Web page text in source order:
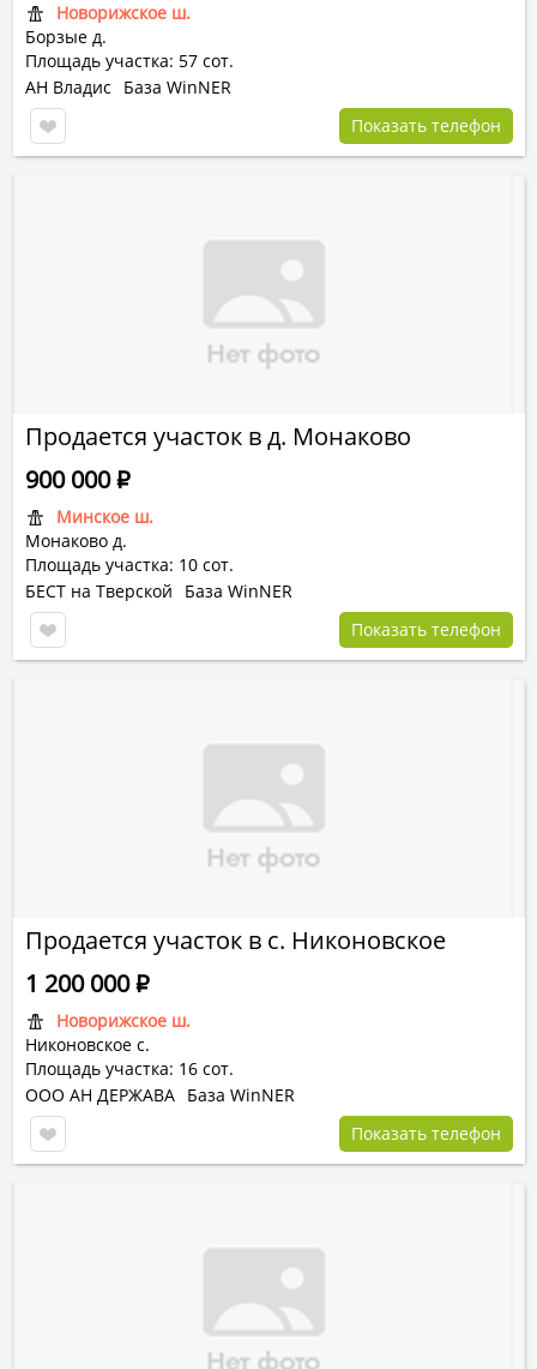
Новорижское ш.
Борзые д.
Площадь участка: 57 сот.
АН Владис
База WinNER
Показать телефон
Продается участок в д. Монаково
Минское ш.
Монаково д.
Площадь участка: 10 сот.
900 000Р
БЕСТ на Тверской
База WinNER
Показать телефон
Продается участок в с. Никоновское
Новорижское ш.
Никоновское с.
Площадь участка: 16 сот.
1 200 000Р
ООО АН ДЕРЖАВА База WinNER
Показать телефон